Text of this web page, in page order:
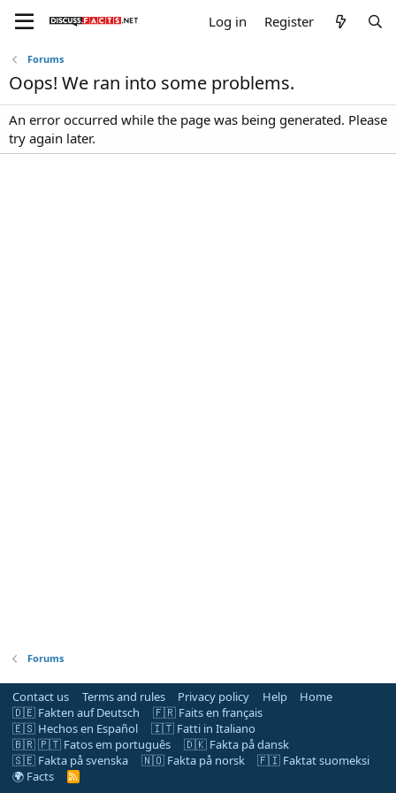
Log in Register
Forums
Oops! We ran into some problems.
An error occurred while the page was being generated. Please
try again later.
Forums
Contact us Terms and rules Privacy policy Help
Home
🇩🇪 Fakten auf Deutsch
🇫🇷 Faits en français
🇪🇸 Hechos en Español
🇮🇹 Fatti in Italiano
🇧🇷 🇵🇹 Fatos em português
🇩🇰 Fakta på dansk
🇸🇪 Fakta på svenska
🇳🇴 Fakta på norsk
🇫🇮 Faktat suomeksi
🌍 Facts
R